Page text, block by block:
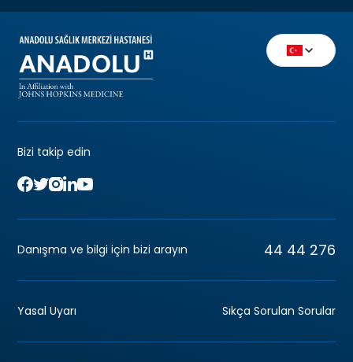
Bizi takip edin
Danışma ve bilgi için bizi arayın 44 44 276
Yasal Uyarı Sıkça Sorulan Sorular